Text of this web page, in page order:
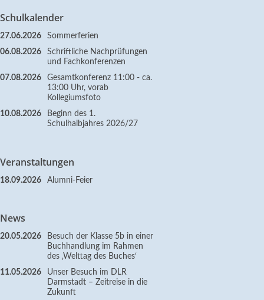
Schulkalender
27.06.2026
Sommerferien
06.08.2026
Schriftliche Nachprüfungen
und Fachkonferenzen
07.08.2026
Gesamtkonferenz 11:00 - ca.
13:00 Uhr, vorab
Kollegiumsfoto
10.08.2026
Beginn des 1.
Schulhalbjahres 2026/27
Veranstaltungen
18.09.2026 Alumni-Feier
News
20.05.2026
Besuch der Klasse 5b in einer
Buchhandlung im Rahmen
des ‚Welttag des Buches‘
11.05.2026
Unser Besuch im DLR
Darmstadt – Zeitreise in die
Zukunft